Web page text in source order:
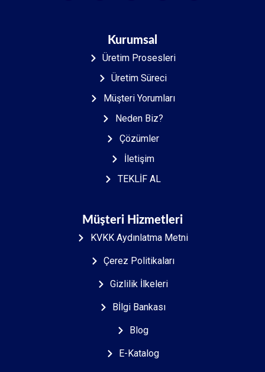
Kurumsal
Üretim Prosesleri
Üretim Süreci
Müşteri Yorumları
Neden Biz?
Çözümler
İletişim
TEKLİF AL
Müşteri Hizmetleri
KVKK Aydınlatma Metni
Çerez Politikaları
Gizlilik İlkeleri
Bİlgi Bankası
Blog
E-Katalog